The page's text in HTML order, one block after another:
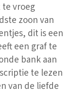
te vroeg
zoon van
dit is een
een graf te
bank aan
te lezen
van de liefde